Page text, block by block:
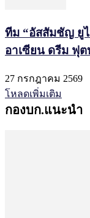
ทีม “อัสสัมชัญ ยู
อาเซียน ดรีม ฟุต
27 กรกฎาคม 2569
โหลดเพิ่มเติม
กองบก.แนะนำ